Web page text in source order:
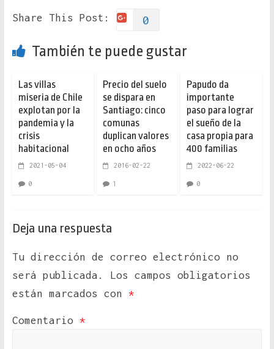
Share This Post: 0
También te puede gustar
Las villas
miseria de Chile
explotan por la
pandemia y la
crisis
habitacional
2021-05-04
0
Precio del suelo
se dispara en
Santiago: cinco
comunas
duplican valores
en ocho años
2016-02-22
1
Papudo da
importante
paso para lograr
el sueño de la
casa propia para
400 familias
2022-06-22
0
Deja una respuesta
Tu dirección de correo electrónico no
será publicada.
Los campos obligatorios
están marcados con *
Comentario *